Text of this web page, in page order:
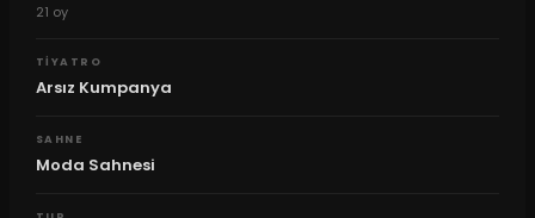
21 oy
TIYATRO
Arsız Kumpanya
SAHNE
Moda Sahnesi